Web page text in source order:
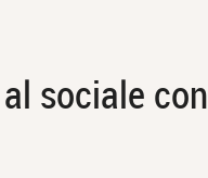
sociale con